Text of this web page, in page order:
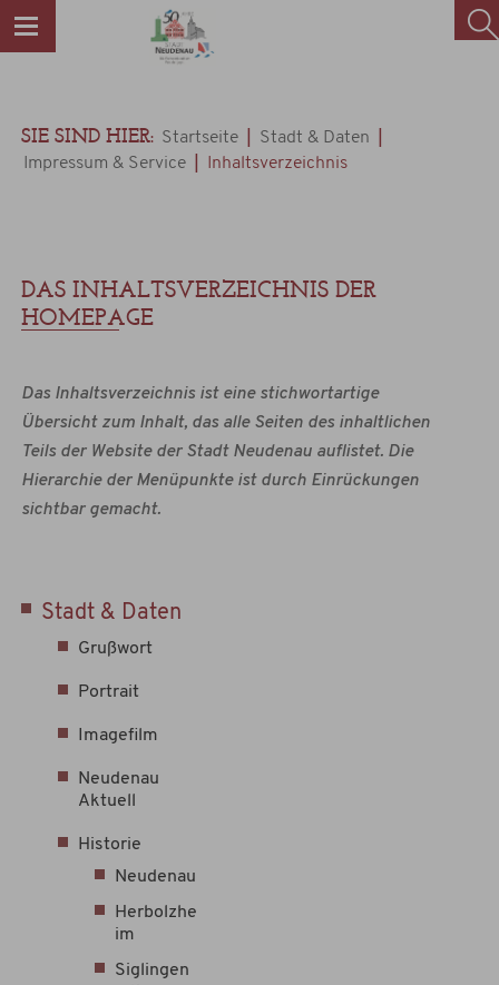
SIE SIND HIER: Startseite | Stadt & Daten |
Impressum & Service | Inhaltsverzeichnis
DAS INHALTSVERZEICHNIS DER
HOMEPAGE
Das Inhaltsverzeichnis ist eine stichwortartige
Übersicht zum Inhalt, das alle Seiten des inhaltlichen
Teils der Website der Stadt Neudenau auflistet. Die
Hierarchie der Menüpunkte ist durch Einrückungen
sichtbar gemacht.
Stadt & Daten
Grußwort
Portrait
Imagefilm
Neudenau
Aktuell
Historie
Neudenau
Herbolzhe
im
Siglingen